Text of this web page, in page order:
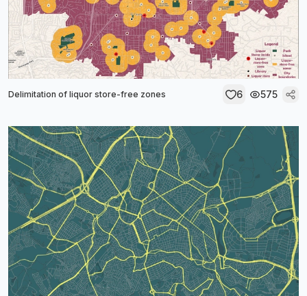
Delimitation of liquor store-free zones 6 575